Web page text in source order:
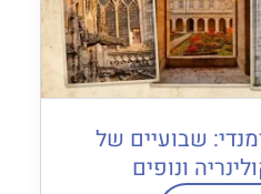
שבועיים של
ונופים